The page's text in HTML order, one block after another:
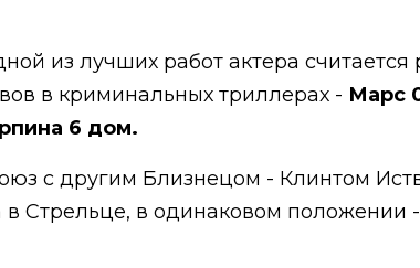
из лучших работ актера
в криминальных триллерах - Марс
6 дом.
с другим Близнецом - Клинтом
Стрельце, в одинаковом